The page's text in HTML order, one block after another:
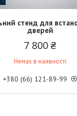
стенд для
дверей
7 800 ₴
Немає в наявності
+380 (66) 121-89-99